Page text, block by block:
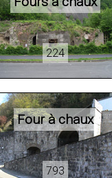
224
Four à chaux
793